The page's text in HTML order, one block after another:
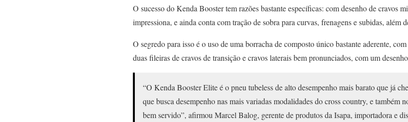
O sucesso do Kenda Booster tem razões bastante específicas: com desenho de cravos
impressiona, e ainda conta com tração de sobra para curvas, frenagens e subidas, além
O segredo para isso é o uso de uma borracha de composto único bastante aderente,
duas fileiras de cravos de transição e cravos laterais bem pronunciados, com um
“O Kenda Booster Elite é o pneu tubeless de alto desempenho mais barato que já
que busca desempenho nas mais variadas modalidades do cross country, e também
bem servido”, afirmou Marcel Balog, gerente de produtos da Isapa, importadora e